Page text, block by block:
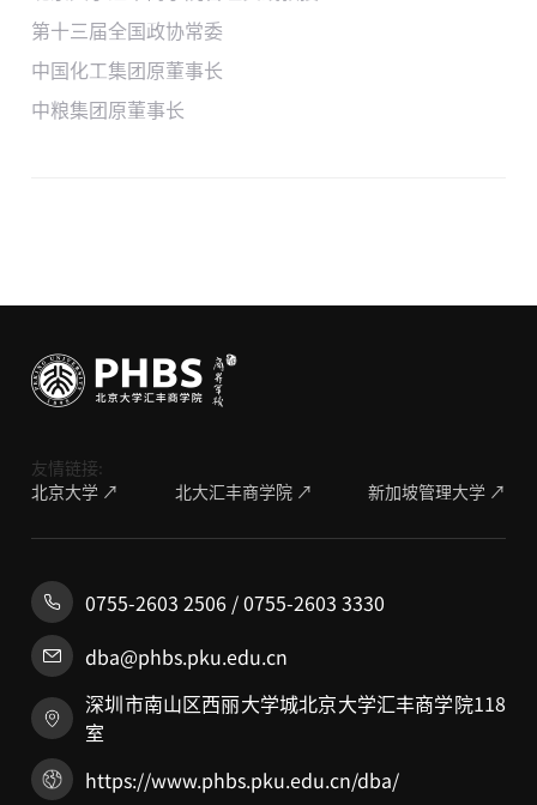
第十三届全国政协常委
中国化工集团原董事长
中粮集团原董事长
友情链接:
北京大学 ↗
北大汇丰商学院 ↗ 新加坡管理大学 ↗
0755-2603 2506 / 0755-2603 3330
dba@phbs.pku.edu.cn
深圳市南山区西丽大学城北京大学汇丰商学院118
室
https://www.phbs.pku.edu.cn/dba/